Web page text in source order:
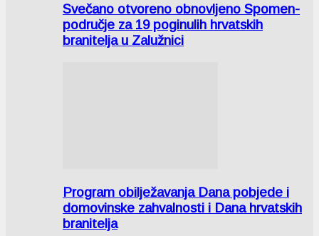
Svečano otvoreno obnovljeno Spomen-
područje za 19 poginulih hrvatskih
branitelja u Zalužnici
Program obilježavanja Dana pobjede i
domovinske zahvalnosti i Dana hrvatskih
branitelja